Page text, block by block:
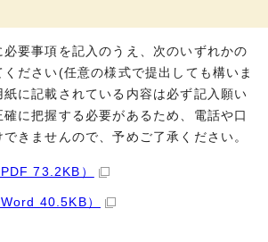
必要事項を記入のうえ、次のいずれかの
ださい(任意の様式で提出しても構いま
に記載されている内容は必ず記入願い
確に把握する必要があるため、電話や口
きませんので、予めご了承ください。
73.2KB）
40.5KB）